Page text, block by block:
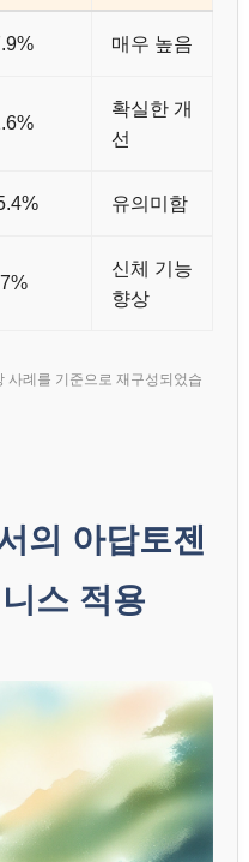
매우 높음
확실한 개
선
유의미함
신체 기능
향상
례를 기준으로 재구성되었습
의 아답토젠
스 적용